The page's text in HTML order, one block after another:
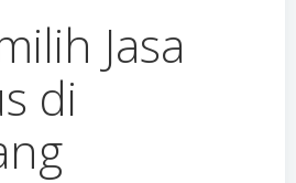
Jasa
di